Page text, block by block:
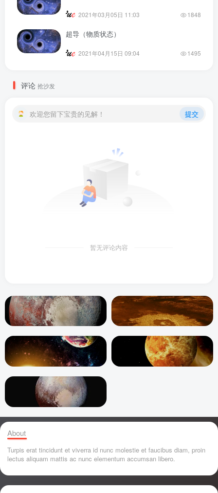
2021年03月05日 11:03 1848
超导（物质状态）
2021年04月15日 09:04 1495
评论 抢沙发
欢迎您留下宝贵的见解！ 提交
暂无评论内容
About
Turpis erat tincidunt et viverra id nunc molestie et faucibus diam, proin
lectus aliquam mattis ac nunc elementum accumsan libero.